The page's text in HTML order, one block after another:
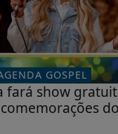
GOSPEL
fará show